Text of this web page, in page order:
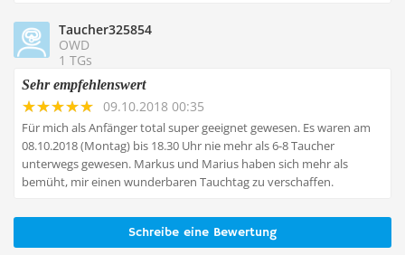
Taucher325854
OWD
1 TGs
Sehr empfehlenswert
09.10.2018 00:35
Für mich als Anfänger total super geeignet gewesen. Es waren am
08.10.2018 (Montag) bis 18.30 Uhr nie mehr als 6-8 Taucher
unterwegs gewesen. Markus und Marius haben sich mehr als
bemüht, mir einen wunderbaren Tauchtag zu verschaffen.
Schreibe eine Bewertung